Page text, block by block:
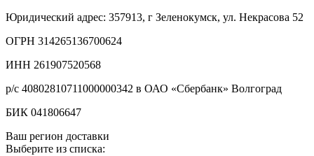
Юридический адрес: 357913, г Зеленокумск, ул. Некрасова 52
ОГРН 314265136700624
ИНН 261907520568
р/с 40802810711000000342 в ОАО «Сбербанк» Волгоград
БИК 041806647
Ваш регион доставки
Выберите из списка: